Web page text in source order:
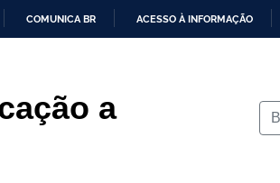
COMUNICA BR ACESSO À INFORMAÇÃO
a